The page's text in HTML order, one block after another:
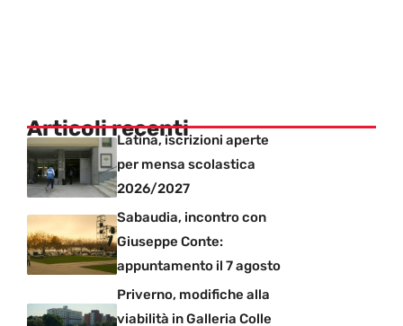
Articoli recentiLatina, iscrizioni aperte
per mensa scolastica
2026/2027
Sabaudia, incontro con
Giuseppe Conte:
appuntamento il 7 agosto
Priverno, modifiche alla
viabilità in Galleria Colle